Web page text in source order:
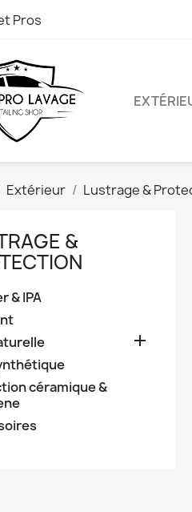
Pros
Extérieur Lustrage &
&
& IPA

céramique &